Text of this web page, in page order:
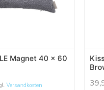
Magnet 40 x 60
Versandkosten